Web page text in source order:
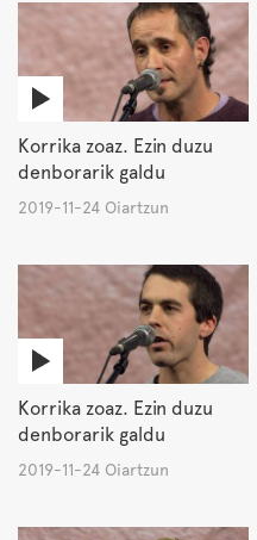
Korrika zoaz. Ezin duzu
denborarik galdu
2019-11-24 Oiartzun
Korrika zoaz. Ezin duzu
denborarik galdu
2019-11-24 Oiartzun